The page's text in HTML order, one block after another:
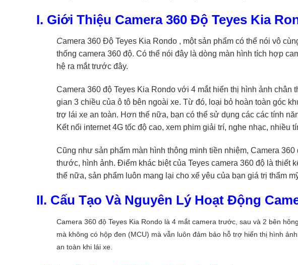
I. Giới Thiệu Camera 360 Độ Teyes Kia
Camera 360 Độ Teyes Kia Rondo , một sản phẩm có thể nói vô
thống camera 360 độ. Có thể nói đây là dòng màn hình tích hợp
hệ ra mắt trước đây.
Camera 360 độ Teyes Kia Rondo với 4 mắt hiển thị hình ảnh
gian 3 chiều của ô tô bên ngoài xe. Từ đó, loại bỏ hoàn toàn góc
trợ lái xe an toàn. Hơn thế nữa, bạn có thể sử dụng các các tính
Kết nối internet 4G tốc độ cao, xem phim giải trí, nghe nhạc, nhiều
Cũng như sản phẩm màn hình thông minh tiền nhiệm, Camera
thước, hình ảnh. Điểm khác biệt của Teyes camera 360 độ là thiết
thế nữa, sản phẩm luôn mang lại cho xế yêu của bạn giá trị thẩm
II. Cấu Tạo Và Nguyên Lý Hoạt Động
Camera 360 độ Teyes Kia Rondo là 4 mắt camera trước, sau và 2 bên
mà không có hộp đen (MCU) mà vẫn luôn đảm bảo hỗ trợ hiển thị hình
an toàn khi lái xe.